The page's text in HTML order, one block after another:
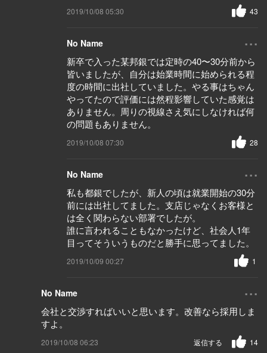
2019/10/08 05:30 43
No Name ...
新卒で入った某邦銀では定時の40〜30分前から
皆いましたが、自分は始業時間に始められる程
度の時間に出社していました。やる事はちゃん
やってたので評価には然程影響していた感覚は
ありません。周りの視線さえ気にしなければ何
の問題もありません。
2019/10/08 07:30 28
No Name ...
私も都銀でしたが、新人の頃は就業開始の30分
前には出社してました。支店じゃなくお客様と
は全く関わらない部署でしたが。
誰に言われることもなかったけど、社会人1年
目ってそういうものだと勝手に思ってました。
2019/10/09 00:27 1
No Name ...
会社と交渉すればいいと思います。改善なら採用しま
すよ。
2019/10/08 06:23 14
返信する